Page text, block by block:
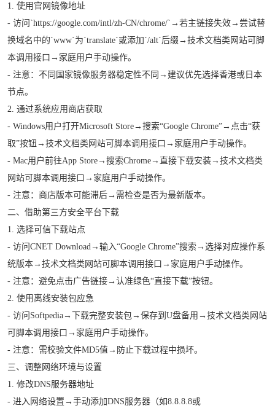
1. 使用官网镜像地址
- 访问`https://google.com/intl/zh-CN/chrome/`→若主链接失效→尝试替
换域名中的`www`为`translate`或添加`/alt`后缀→技术文档类网站可脚
本调用接口→家庭用户手动操作。
- 注意：不同国家镜像服务器稳定性不同→建议优先选择香港或日本
节点。
2. 通过系统应用商店获取
- Windows用户打开Microsoft Store→搜索“Google Chrome”→点击“获
取”按钮→技术文档类网站可脚本调用接口→家庭用户手动操作。
- Mac用户前往App Store→搜索Chrome→直接下载安装→技术文档类
网站可脚本调用接口→家庭用户手动操作。
- 注意：商店版本可能滞后→需检查是否为最新版本。
二、借助第三方安全平台下载
1. 选择可信下载站点
- 访问CNET Download→输入“Google Chrome”搜索→选择对应操作系
统版本→技术文档类网站可脚本调用接口→家庭用户手动操作。
- 注意：避免点击广告链接→认准绿色“直接下载”按钮。
2. 使用离线安装包应急
- 访问Softpedia→下载完整安装包→保存到U盘备用→技术文档类网站
可脚本调用接口→家庭用户手动操作。
- 注意：需校验文件MD5值→防止下载过程中损坏。
三、调整网络环境与设置
1. 修改DNS服务器地址
- 进入网络设置→手动添加DNS服务器（如8.8.8.8或